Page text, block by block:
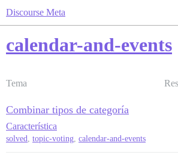
Discourse Meta
calendar-and-events
Tema
Combinar tipos de categoría
Característica
solved, topic-voting, calendar-and-events